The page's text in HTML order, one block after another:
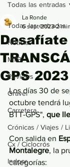
Todas las entradas
Noticias
MTB
Reviews
Gravel
Carretera
Crónicas / Viajes /
Cx / Ciclocrós
Indoor
Todas las entradas
GPS
La Ronde
6 sept 2023 2
Los días 30 de
octubre tendrá
BTT-GPS", que
Con salida en
Montalegre, la
categorías: